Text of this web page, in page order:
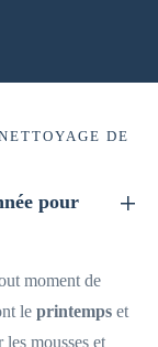
DE
pour
moment de
le printemps et
mousses et